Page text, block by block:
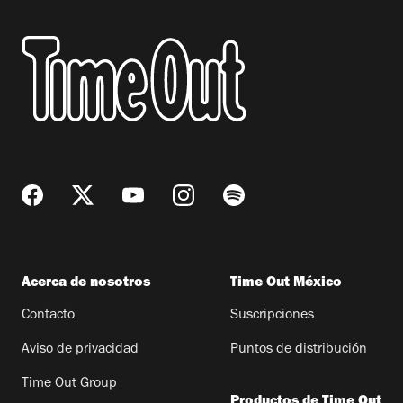
Acerca de nosotros
Contacto
Aviso de privacidad
Time Out Group
Time Out México
Suscripciones
Puntos de distribución